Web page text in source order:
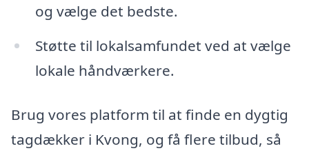
og vælge det bedste.
Støtte til lokalsamfundet ved at vælge
lokale håndværkere.
Brug vores platform til at finde en dygtig
tagdækker i Kvong, og få flere tilbud, så